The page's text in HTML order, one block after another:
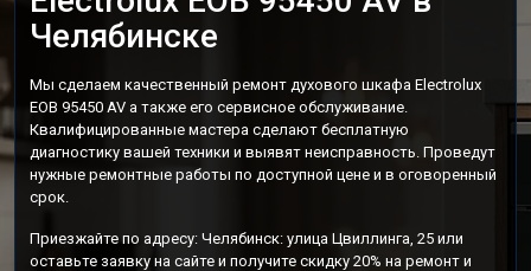
Челябинске
Мы сделаем качественный ремонт духового шкафа Electrolux
EOB 95450 AV а также его сервисное обслуживание.
Квалифицированные мастера сделают бесплатную
диагностику вашей техники и выявят неисправность. Проведут
нужные ремонтные работы по доступной цене и в оговоренный
срок.
Приезжайте по адресу: Челябинск: улица Цвиллинга, 25 или
оставьте заявку на сайте и получите скидку 20% на ремонт и